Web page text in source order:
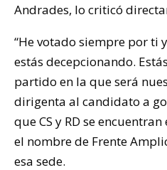
Andrades, lo criticó
“He votado siempre por ti
estás decepcionando.
partido en la que será
dirigenta al candidato a
que CS y RD se
el nombre de Frente
esa sede.